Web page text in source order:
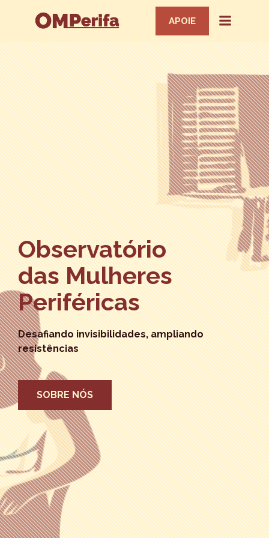
APOIE
Observatório
das Mulheres
Periféricas
Desafiando invisibilidades, ampliando
resistências
SOBRE NÓS